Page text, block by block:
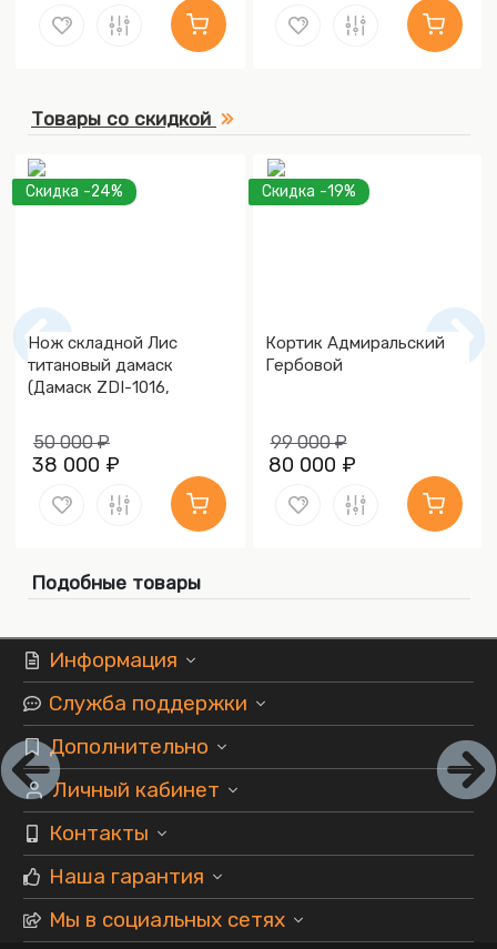
Товары со скидкой
Скидка -24%
Нож складной Лис
титановый дамаск
(Дамаск ZDI-1016,
50 000 ₽
38 000 ₽
Скидка -19%
Кортик Адмиральский
Гербовой
99 000 ₽
80 000 ₽
Подобные товары
Информация
Служба поддержки
Дополнительно
Личный кабинет
Контакты
Наша гарантия
Мы в социальных сетях